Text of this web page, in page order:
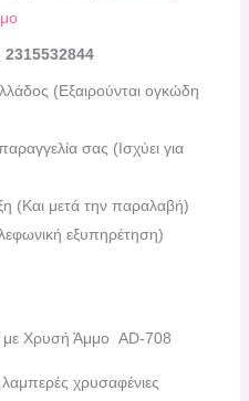
(Εξαιρούνται ογκώδη
σας (Ισχύει για
(Και μετά την παραλαβή)
εξυπηρέτηση)
Χρυσή Άμμο AD-708
χρυσαφένιες